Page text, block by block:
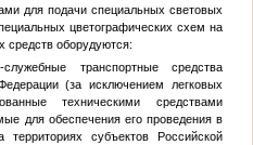
для подачи специальных световых
цветографических схем на
средств оборудуются:
служебные транспортные средства
(за исключением легковых
техническими средствами
для обеспечения его проведения в
субъектов Российской